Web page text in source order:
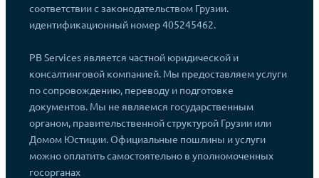
соответствии с законодательством Грузии.
идентификационный номер 405245462.
PB Services является частной юридической и
консалтинговой компанией. Мы предоставляем услуги
по сопровождению, переводу и подготовке
документов. Мы не являемся государственным
органом, правительственной структурой Грузии или
Домом Юстиции. Официальные пошлины и услуги
можно оплатить самостоятельно в уполномоченных
госорганах